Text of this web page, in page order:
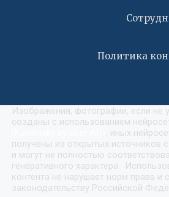
Политика
Изображения, фотографии, если не
созданы с использованием
, иных
получены из открытых источников
и могут не полностью
генеративного характера.
контента не нарушает норм права и
законодательству Российской